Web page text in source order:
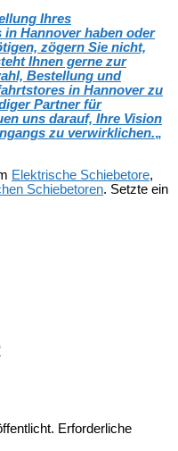
Ihres
Hannover haben oder
zögern Sie nicht,
Ihnen gerne zur
Bestellung und
in Hannover zu
Partner für
uns darauf, Ihre Vision
zu verwirklichen.„
Elektrische Schiebetore,
Schiebetoren. Setzte ein
Erforderliche